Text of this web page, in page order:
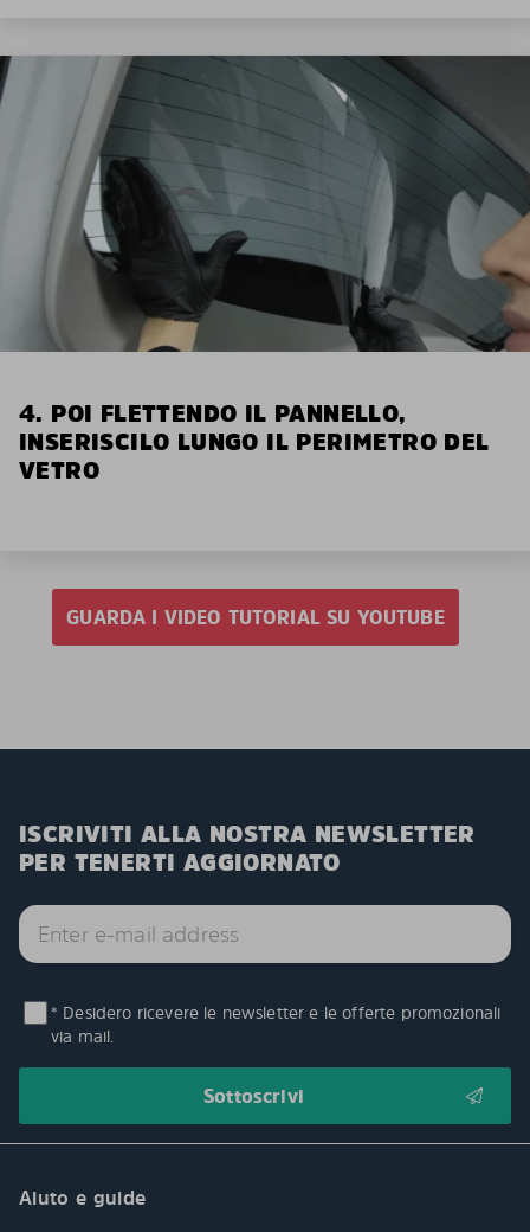
4. POI FLETTENDO IL PANNELLO,
INSERISCILO LUNGO IL PERIMETRO DEL
VETRO
GUARDA I VIDEO TUTORIAL SU YOUTUBE
ISCRIVITI ALLA NOSTRA NEWSLETTER
PER TENERTI AGGIORNATO
* Desidero ricevere le newsletter e le offerte promozionali
via mail.
Aiuto e guide